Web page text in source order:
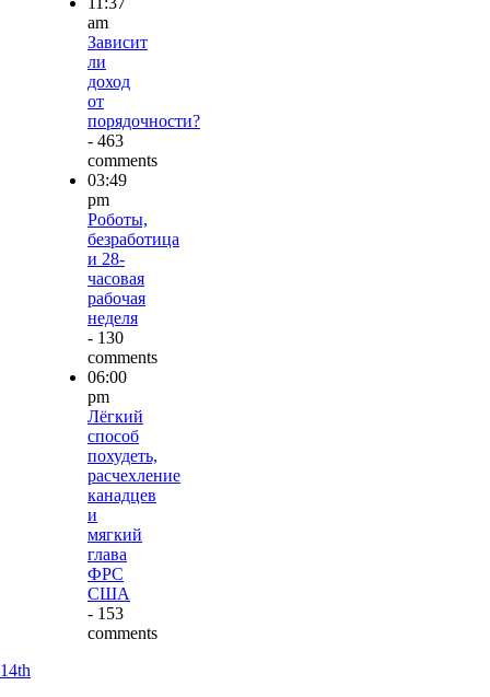
am
Зависит
ли
доход
от
порядочности?
- 463
comments
03:49
pm
Роботы,
безработица
и 28-
часовая
рабочая
неделя
- 130
comments
06:00
pm
Лёгкий
способ
похудеть,
расчехление
канадцев
и
мягкий
глава
ФРС
США
- 153
comments
14th